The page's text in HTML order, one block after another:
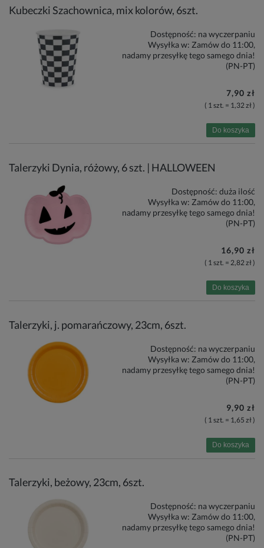
Kubeczki Szachownica, mix kolorów, 6szt.
Dostępność: na wyczerpaniu
Wysyłka w: Zamów do 11:00,
nadamy przesyłkę tego samego dnia!
(PN-PT)
7,90 zł
( 1 szt. = 1,32 zł )
Do koszyka
Talerzyki Dynia, różowy, 6 szt. | HALLOWEEN
Dostępność: duża ilość
Wysyłka w: Zamów do 11:00,
nadamy przesyłkę tego samego dnia!
(PN-PT)
16,90 zł
( 1 szt. = 2,82 zł )
Do koszyka
Talerzyki, j. pomarańczowy, 23cm, 6szt.
Dostępność: na wyczerpaniu
Wysyłka w: Zamów do 11:00,
nadamy przesyłkę tego samego dnia!
(PN-PT)
9,90 zł
( 1 szt. = 1,65 zł )
Do koszyka
Talerzyki, beżowy, 23cm, 6szt.
Dostępność: na wyczerpaniu
Wysyłka w: Zamów do 11:00,
nadamy przesyłkę tego samego dnia!
(PN-PT)